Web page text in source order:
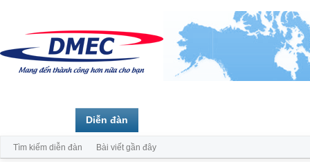
Diễn đàn
Tìm kiếm diễn đàn Bài viết gần đây